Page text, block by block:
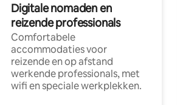
Digitale nomaden en
reizende professionals
Comfortabele
accommodaties voor
reizende en op afstand
werkende professionals, met
wifi en speciale werkplekken.